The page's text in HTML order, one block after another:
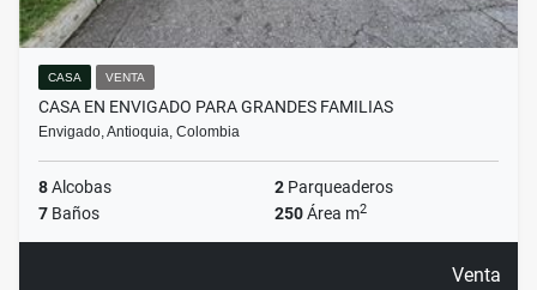
CASA VENTA
CASA EN ENVIGADO PARA GRANDES FAMILIAS
Envigado, Antioquia, Colombia
8Alcobas 2 Parqueaderos
7 Baños 250Área m2
Venta